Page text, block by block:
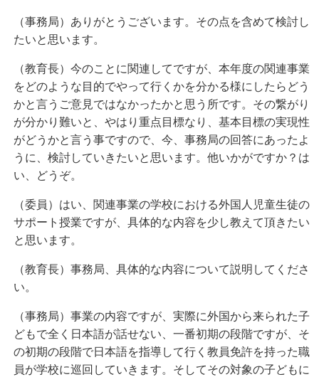
（事務局）ありがとうございます。その点を含めて検討し
たいと思います。
（教育長）今のことに関連してですが、本年度の関連事業
をどのような目的でやって行くかを分かる様にしたらどう
かと言うご意見ではなかったかと思う所です。その繋がり
が分かり難いと、やはり重点目標なり、基本目標の実現性
がどうかと言う事ですので、今、事務局の回答にあったよ
うに、検討していきたいと思います。他いかがですか？は
い、どうぞ。
（委員）はい、関連事業の学校における外国人児童生徒の
サポート授業ですが、具体的な内容を少し教えて頂きたい
と思います。
（教育長）事務局、具体的な内容について説明してくださ
い。
（事務局）事業の内容ですが、実際に外国から来られた子
どもで全く日本語が話せない、一番初期の段階ですが、そ
の初期の段階で日本語を指導して行く教員免許を持った職
員が学校に巡回していきます。そしてその対象の子どもに